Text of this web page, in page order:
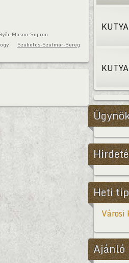
Moson-Sopron
Szabolcs-Szatmár-Bereg
Heti
Ajánló